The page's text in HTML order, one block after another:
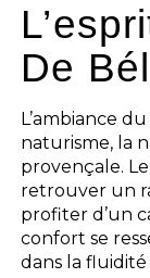
De
L’ambiance
naturisme, la
provençale.
retrouver un
profiter d’un
confort se
dans la